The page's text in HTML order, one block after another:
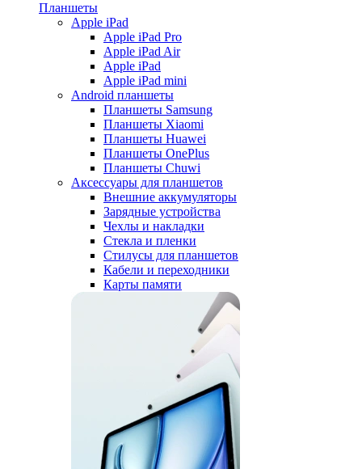
Планшеты
Apple iPad
Apple iPad Pro
Apple iPad Air
Apple iPad
Apple iPad mini
Android планшеты
Планшеты Samsung
Планшеты Xiaomi
Планшеты Huawei
Планшеты OnePlus
Планшеты Chuwi
Аксессуары для планшетов
Внешние аккумуляторы
Зарядные устройства
Чехлы и накладки
Стекла и пленки
Стилусы для планшетов
Кабели и переходники
Карты памяти